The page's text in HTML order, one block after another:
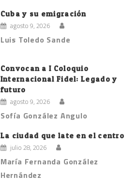
Cuba y su emigración
agosto 9, 2026
Luis Toledo Sande
Convocan a I Coloquio
Internacional Fidel: Legado y
futuro
agosto 9, 2026
Sofía González Angulo
La ciudad que late en el centro
julio 28, 2026
María Fernanda González
Hernández